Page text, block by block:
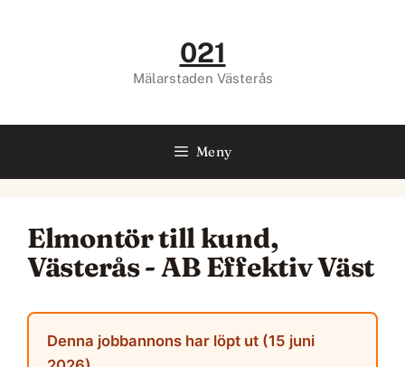
021
Mälarstaden Västerås
Meny
Elmontör till kund,
Västerås - AB Effektiv Väst
Denna jobbannons har löpt ut (15 juni